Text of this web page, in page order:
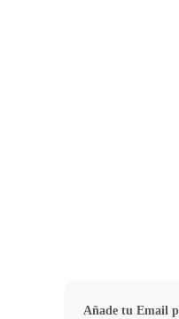
Añade tu Email